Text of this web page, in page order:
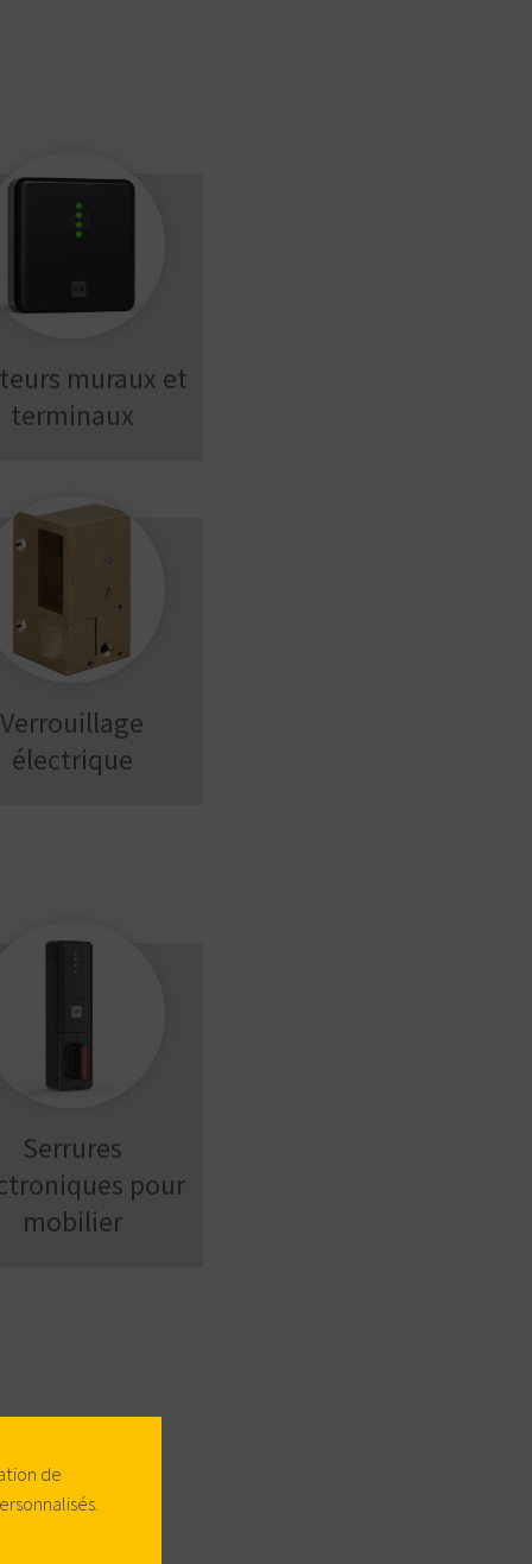
muraux et
terminaux
Verrouillage
électrique
Serrures
pour
mobilier
de